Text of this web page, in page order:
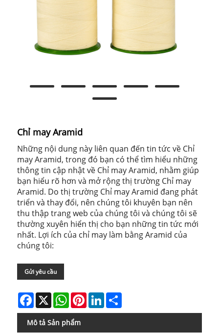
Chỉ may Aramid
Những nội dung này liên quan đến tin tức về Chỉ
may Aramid, trong đó bạn có thể tìm hiểu những
thông tin cập nhật về Chỉ may Aramid, nhằm giúp
bạn hiểu rõ hơn và mở rộng thị trường Chỉ may
Aramid. Do thị trường Chỉ may Aramid đang phát
triển và thay đổi, nên chúng tôi khuyên bạn nên
thu thập trang web của chúng tôi và chúng tôi sẽ
thường xuyên hiển thị cho bạn những tin tức mới
nhất. Lợi ích của chỉ may làm bằng Aramid của
chúng tôi:
Gửi yêu cầu
Facebook
X WhatsAppPinterestLinkedIn
Mô tả Sản phẩm